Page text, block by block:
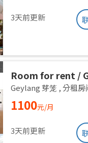
3天前更新
Room for rent /
room / 1pax stay
Geylang 芽笼 ,分租房
1100元/月
3天前更新